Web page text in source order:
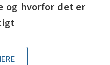
og hvorfor det er